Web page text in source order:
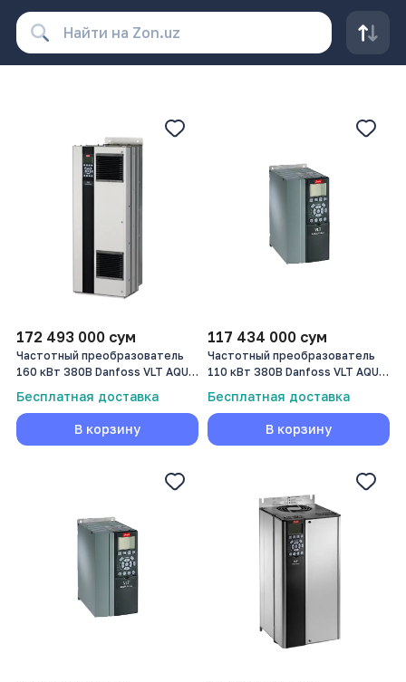
172 493 000сум
Частотный преобразователь
160 кВт 380В Danfoss VLT AQUA
Бесплатная доставка
В корзину
117 434 000 сум
Частотный преобразователь
110 кВт 380В Danfoss VLT AQUA
Бесплатная доставка
В корзину